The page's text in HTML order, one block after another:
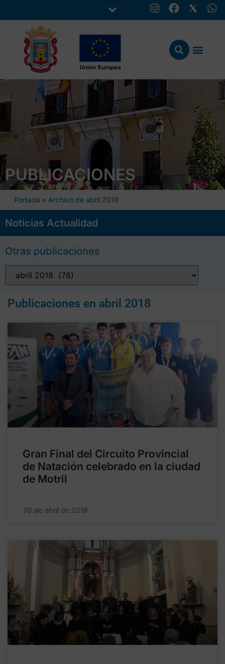
PUBLICACIONES
Portada » Archivo de abril 2018
Noticias Actualidad
Otras publicaciones
Publicaciones en abril 2018
Gran Final del Circuito Provincial
de Natación celebrado en la ciudad
de Motril
30 de abril de 2018